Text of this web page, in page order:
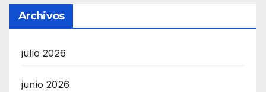
Archivos
julio 2026
junio 2026